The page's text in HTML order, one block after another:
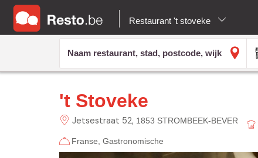
Restaurant 't stoveke
't Stoveke
Jetsestraat 52 1853 STROMBEEK-BEVER
Franse Gastronomische